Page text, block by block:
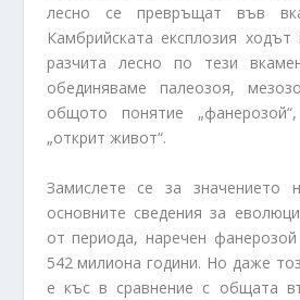
лесно се превръщат във
Камбрийската експлозия
разчита лесно по тези
обединяваме палеозоя,
общото понятие
„открит живот“.
Замислете се за значението
основните сведения за
от периода, наречен
542 милиона години. Но даже
е къс в сравнение с общата